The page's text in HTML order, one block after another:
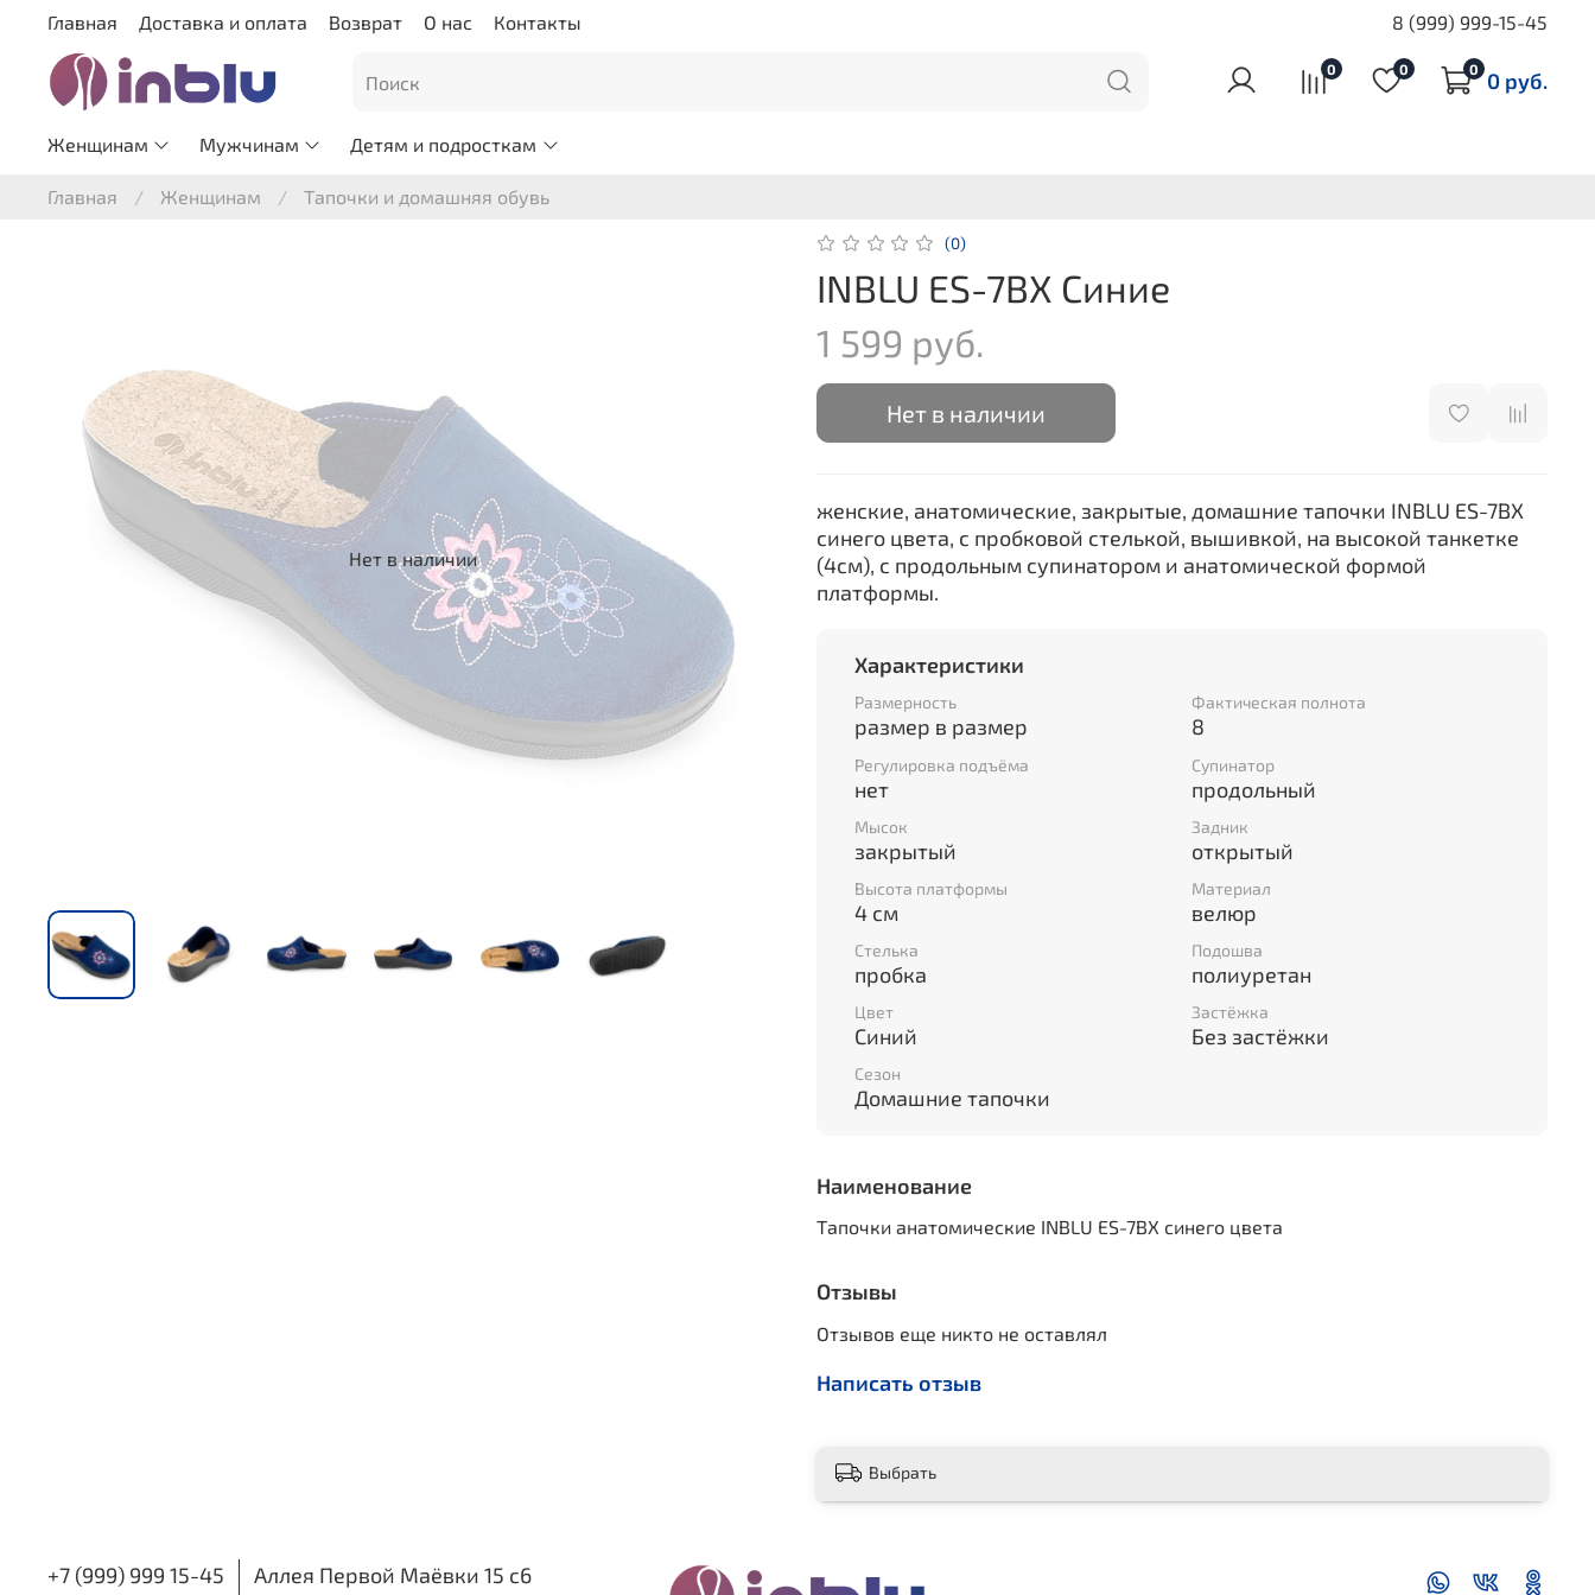
Главная Доставка и оплата Возврат О нас Контакты 8 (999) 999-15-45
0 0 0 0 руб.
Женщинам Мужчинам Детям и подросткам
Главная Женщинам Тапочки и домашняя обувь
Нет в наличии
(0)
INBLU ES-7BX Синие
1 599 руб.
Нет в наличии
женские, анатомические, закрытые, домашние тапочки INBLU ES-7BX
синего цвета, с пробковой стелькой, вышивкой, на высокой танкетке
(4см), с продольным супинатором и анатомической формой
платформы.
Характеристики
Размерность
размер в размер
Фактическая полнота
8
Регулировка подъёма
нет
Супинатор
продольный
Мысок
закрытый
Задник
открытый
Высота платформы
4 см
Материал
велюр
Стелька
пробка
Подошва
полиуретан
Цвет
Синий
Застёжка
Без застёжки
Сезон
Домашние тапочки
Наименование
Тапочки анатомические INBLU ES-7BX синего цвета
Отзывы
Отзывов еще никто не оставлял
Написать отзыв
Выбрать
+7 (999) 999 15-45 Аллея Первой Маёвки 15 с6